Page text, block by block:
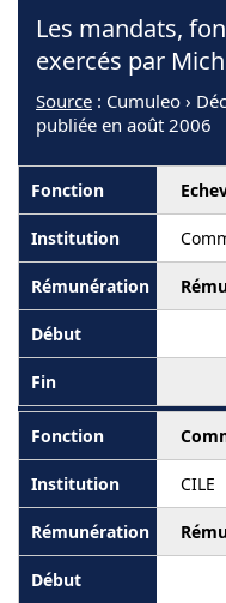
Les mandats,
exercés par
Source : Cumuleo ›
publiée en août 2006
CILE